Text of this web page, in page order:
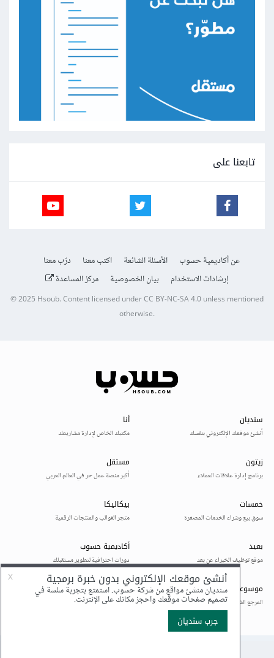
تابعنا على
عن أكاديمية حسوب الأسئلة الشائعة اكتب معنا
درّب معنا
إرشادات الاستخدام
بيان الخصوصية مركز المساعدة
© 2025Hsoub.Content licensed underCC BY-NC-SA 4.0unless mentioned
otherwise.